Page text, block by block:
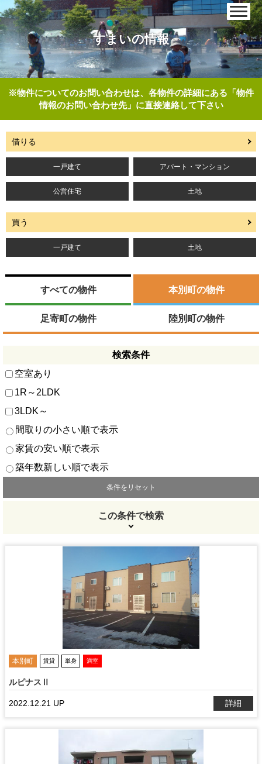
すまいの情報
※物件についてのお問い合わせは、各物件の詳細にある「物件
情報のお問い合わせ先」に直接連絡して下さい
借りる
一戸建て アパート・マンション
公営住宅 土地
買う
一戸建て 土地
すべての物件 本別町の物件
足寄町の物件 陸別町の物件
検索条件
空室あり
1R～2LDK
3LDK～
間取りの小さい順で表示
家賃の安い順で表示
築年数新しい順で表示
条件をリセット
この条件で検索
本別町 賃貸 単身 満室
ルピナスⅡ
2022.12.21 UP 詳細